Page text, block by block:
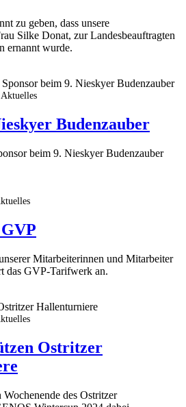
zu geben, dass unsere
Silke Donat, zur Landesbeauftragten
ernannt wurde.
Aktuelles
Budenzauber
beim 9. Nieskyer Budenzauber
Mitarbeiterinnen und Mitarbeiter
das GVP-Tarifwerk an.
Ostritzer
des Ostritzer